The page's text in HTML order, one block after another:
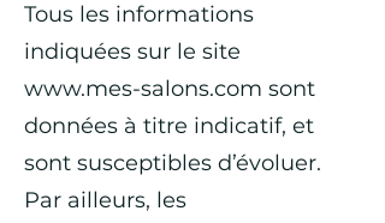
Tous les informations
indiquées sur le site
www.mes-salons.com sont
données à titre indicatif, et
sont susceptibles d’évoluer.
Par ailleurs, les